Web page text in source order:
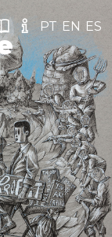
PT EN ES